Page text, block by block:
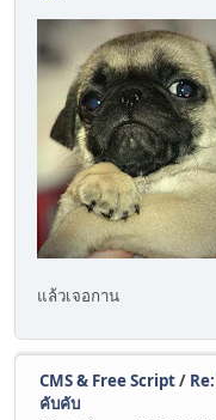
แล้วเจอกาน
CMS & Free Script/
คับคับ